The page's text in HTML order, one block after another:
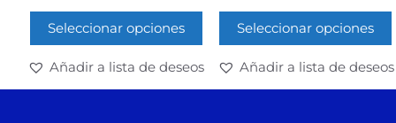
Seleccionar opciones
Añadir a lista de deseos
Seleccionar opciones
Añadir a lista de deseos